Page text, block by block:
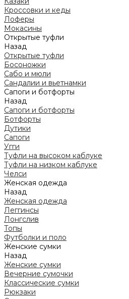
Кроссовки и кеды
Лоферы
Мокасины
Открытые туфли
Назад
Открытые туфли
Босоножки
Сабо и мюли
Сандалии и вьетнамки
Сапоги и ботфорты
Назад
Сапоги и ботфорты
Ботфорты
Дутики
Сапоги
Угги
Туфли на высоком каблуке
Туфли на низком каблуке
Челси
Женская одежда
Назад
Женская одежда
Леггинсы
Лонгслив
Топы
Футболки и поло
Женские сумки
Назад
Женские сумки
Вечерние сумочки
Классические сумки
Рюкзаки